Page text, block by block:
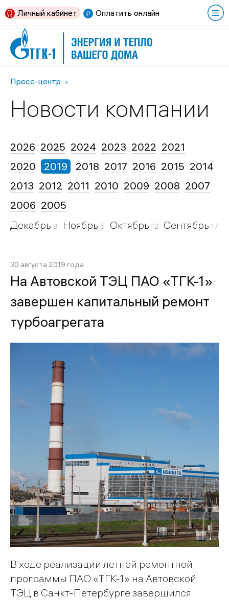
Оплатить онлайн
Личный кабинет
Пресс-центр
Новости компании
2026 2025 2024 2023 2022 2021
2020
2019
Декабрь 9 Ноябрь 5 Октябрь 12 Сентябрь 17
2018 2017 2016 2015 2014
2013 2012 2011 2010 2009 2008 2007
2006 2005
30 августа 2019 года
На Автовской ТЭЦ ПАО «ТГК-1»
завершен капитальный ремонт
турбоагрегата
В ходе реализации летней ремонтной
программы ПАО «ТГК-1» на Автовской
ТЭЦ в Санкт-Петербурге завершился